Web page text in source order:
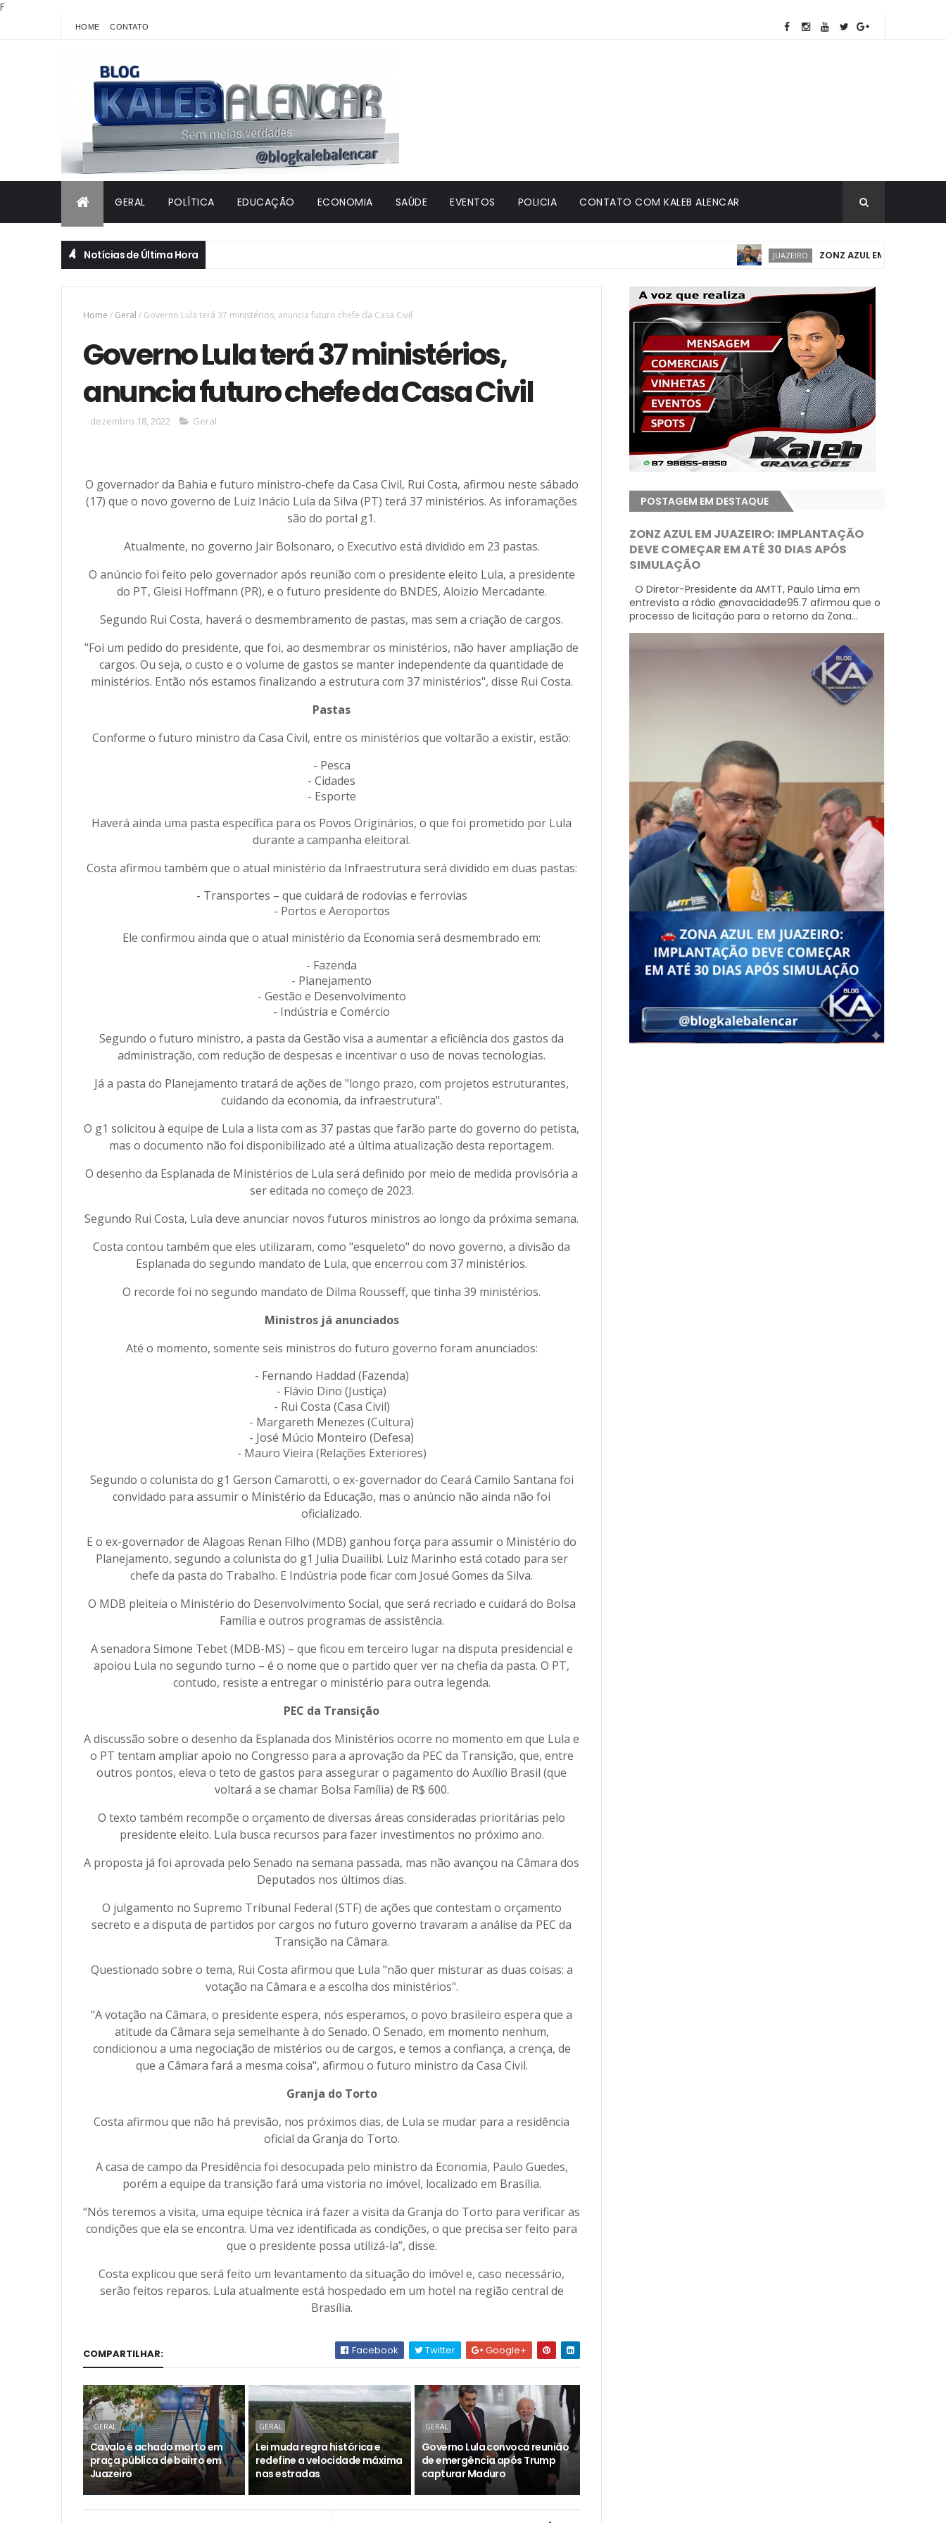
F
HOME CONTATO
GERAL POLÍTICA EDUCAÇÃO ECONOMIA SAÚDE EVENTOS POLICIA CONTATO COM KALEB ALENCAR
Notícias de Última Hora JUAZEIRO ZONZ AZUL EM JUAZEIRO:
Home / Geral / Governo Lula terá 37 ministérios, anuncia futuro chefe da Casa Civil
Governo Lula terá 37 ministérios,
anuncia futuro chefe da Casa Civil
dezembro 18, 2022 Geral
O governador da Bahia e futuro ministro-chefe da Casa Civil, Rui Costa, afirmou neste sábado
(17) que o novo governo de Luiz Inácio Lula da Silva (PT) terá 37 ministérios. As inforamações
são do portal g1.
Atualmente, no governo Jair Bolsonaro, o Executivo está dividido em 23 pastas.
O anúncio foi feito pelo governador após reunião com o presidente eleito Lula, a presidente
do PT, Gleisi Hoffmann (PR), e o futuro presidente do BNDES, Aloizio Mercadante.
Segundo Rui Costa, haverá o desmembramento de pastas, mas sem a criação de cargos.
"Foi um pedido do presidente, que foi, ao desmembrar os ministérios, não haver ampliação de
cargos. Ou seja, o custo e o volume de gastos se manter independente da quantidade de
ministérios. Então nós estamos finalizando a estrutura com 37 ministérios", disse Rui Costa.
Pastas
Conforme o futuro ministro da Casa Civil, entre os ministérios que voltarão a existir, estão:
- Pesca
- Cidades
- Esporte
Haverá ainda uma pasta específica para os Povos Originários, o que foi prometido por Lula
durante a campanha eleitoral.
Costa afirmou também que o atual ministério da Infraestrutura será dividido em duas pastas:
- Transportes – que cuidará de rodovias e ferrovias
- Portos e Aeroportos
Ele confirmou ainda que o atual ministério da Economia será desmembrado em:
- Fazenda
- Planejamento
- Gestão e Desenvolvimento
- Indústria e Comércio
Segundo o futuro ministro, a pasta da Gestão visa a aumentar a eficiência dos gastos da
administração, com redução de despesas e incentivar o uso de novas tecnologias.
Já a pasta do Planejamento tratará de ações de "longo prazo, com projetos estruturantes,
cuidando da economia, da infraestrutura".
O g1 solicitou à equipe de Lula a lista com as 37 pastas que farão parte do governo do petista,
mas o documento não foi disponibilizado até a última atualização desta reportagem.
O desenho da Esplanada de Ministérios de Lula será definido por meio de medida provisória a
ser editada no começo de 2023.
Segundo Rui Costa, Lula deve anunciar novos futuros ministros ao longo da próxima semana.
Costa contou também que eles utilizaram, como "esqueleto" do novo governo, a divisão da
Esplanada do segundo mandato de Lula, que encerrou com 37 ministérios.
O recorde foi no segundo mandato de Dilma Rousseff, que tinha 39 ministérios.
Ministros já anunciados
Até o momento, somente seis ministros do futuro governo foram anunciados:
- Fernando Haddad (Fazenda)
- Flávio Dino (Justiça)
- Rui Costa (Casa Civil)
- Margareth Menezes (Cultura)
- José Múcio Monteiro (Defesa)
- Mauro Vieira (Relações Exteriores)
Segundo o colunista do g1 Gerson Camarotti, o ex-governador do Ceará Camilo Santana foi
convidado para assumir o Ministério da Educação, mas o anúncio não ainda não foi
oficializado.
E o ex-governador de Alagoas Renan Filho (MDB) ganhou força para assumir o Ministério do
Planejamento, segundo a colunista do g1 Julia Duailibi. Luiz Marinho está cotado para ser
chefe da pasta do Trabalho. E Indústria pode ficar com Josué Gomes da Silva.
O MDB pleiteia o Ministério do Desenvolvimento Social, que será recriado e cuidará do Bolsa
Família e outros programas de assistência.
A senadora Simone Tebet (MDB-MS) – que ficou em terceiro lugar na disputa presidencial e
apoiou Lula no segundo turno – é o nome que o partido quer ver na chefia da pasta. O PT,
contudo, resiste a entregar o ministério para outra legenda.
PEC da Transição
A discussão sobre o desenho da Esplanada dos Ministérios ocorre no momento em que Lula e
o PT tentam ampliar apoio no Congresso para a aprovação da PEC da Transição, que, entre
outros pontos, eleva o teto de gastos para assegurar o pagamento do Auxílio Brasil (que
voltará a se chamar Bolsa Família) de R$ 600.
O texto também recompõe o orçamento de diversas áreas consideradas prioritárias pelo
presidente eleito. Lula busca recursos para fazer investimentos no próximo ano.
A proposta já foi aprovada pelo Senado na semana passada, mas não avançou na Câmara dos
Deputados nos últimos dias.
O julgamento no Supremo Tribunal Federal (STF) de ações que contestam o orçamento
secreto e a disputa de partidos por cargos no futuro governo travaram a análise da PEC da
Transição na Câmara.
Questionado sobre o tema, Rui Costa afirmou que Lula "não quer misturar as duas coisas: a
votação na Câmara e a escolha dos ministérios".
"A votação na Câmara, o presidente espera, nós esperamos, o povo brasileiro espera que a
atitude da Câmara seja semelhante à do Senado. O Senado, em momento nenhum,
condicionou a uma negociação de mistérios ou de cargos, e temos a confiança, a crença, de
que a Câmara fará a mesma coisa", afirmou o futuro ministro da Casa Civil.
Granja do Torto
Costa afirmou que não há previsão, nos próximos dias, de Lula se mudar para a residência
oficial da Granja do Torto.
A casa de campo da Presidência foi desocupada pelo ministro da Economia, Paulo Guedes,
porém a equipe da transição fará uma vistoria no imóvel, localizado em Brasília.
“Nós teremos a visita, uma equipe técnica irá fazer a visita da Granja do Torto para verificar as
condições que ela se encontra. Uma vez identificada as condições, o que precisa ser feito para
que o presidente possa utilizá-la”, disse.
Costa explicou que será feito um levantamento da situação do imóvel e, caso necessário,
serão feitos reparos. Lula atualmente está hospedado em um hotel na região central de
Brasília.
COMPARTILHAR: Facebook Twitter Google+
GERAL
Cavalo é achado morto em
praça pública de bairro em
Juazeiro
GERAL
Lei muda regra histórica e
redefine a velocidade máxima
nas estradas
GERAL
Governo Lula convoca reunião
de emergência após Trump
capturar Maduro
POSTAGEM EM DESTAQUE
ZONZ AZUL EM JUAZEIRO: IMPLANTAÇÃO
DEVE COMEÇAR EM ATÉ 30 DIAS APÓS
SIMULAÇÃO
O Diretor-Presidente da AMTT, Paulo Lima em
entrevista a rádio @novacidade95.7 afirmou que o
processo de licitação para o retorno da Zona...